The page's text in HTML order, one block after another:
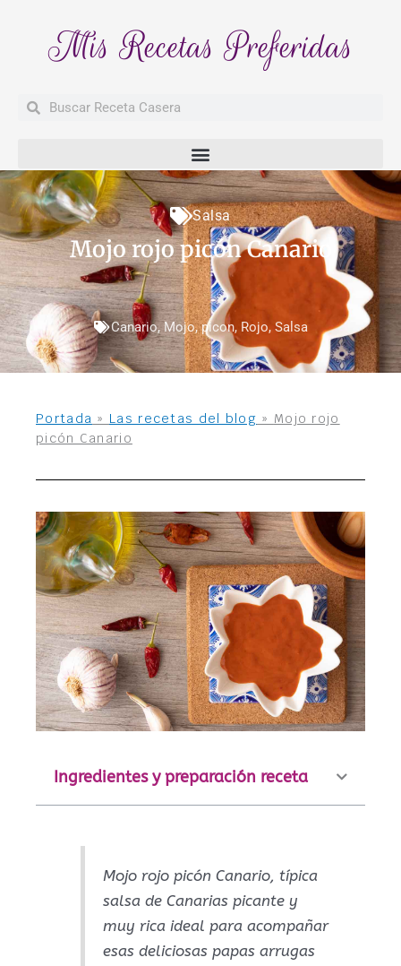
Mis Recetas Preferidas
BuscarBuscar
Salsa
Mojo rojo picón Canario
Canario,Mojo,picon, Rojo, Salsa
Portada » Las recetas del blog » Mojo rojo
picón Canario
Ingredientes y preparación receta
Mojo rojo picón Canario, típica
salsa de Canarias picante y
muy rica ideal para acompañar
esas deliciosas papas arrugas